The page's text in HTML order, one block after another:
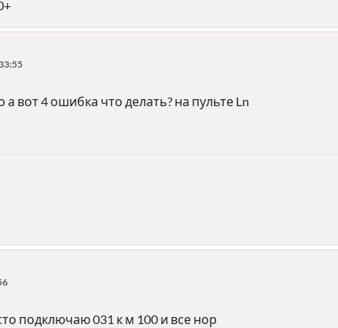
вот 4 ошибка что делать? на пульте Ln
подключаю 031 к м 100 и все нор